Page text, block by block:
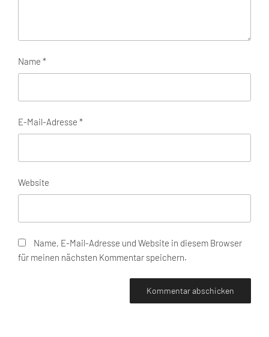
Name *
E-Mail-Adresse *
Website
Name, E-Mail-Adresse und Website in diesem Browser
für meinen nächsten Kommentar speichern.